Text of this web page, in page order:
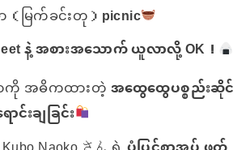
（မြက်ခင်းတု）picnic
နဲ့ အစားအသောက် ယူလာလို့ OK！
ာကို အဓိကထားတဲ့အထွေထွေပစ္စည်းဆိုင်
င်းချခြင်း